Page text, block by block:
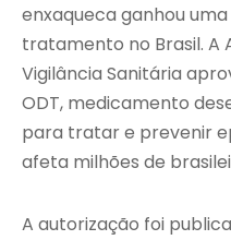
enxaqueca ganhou
tratamento no Brasil. A
Vigilância Sanitária
ODT, medicamento
para tratar e prevenir
afeta milhões de
A autorização foi